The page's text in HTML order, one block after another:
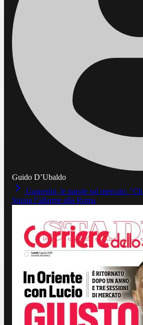
Guido D’Ubaldo
Gasperini, le parole sul mercato:
Suona l’allarme alla Roma